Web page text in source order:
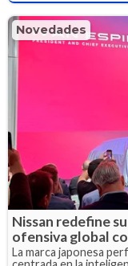
Novedades
Nissan redefine
ofensiva global
La marca japonesa